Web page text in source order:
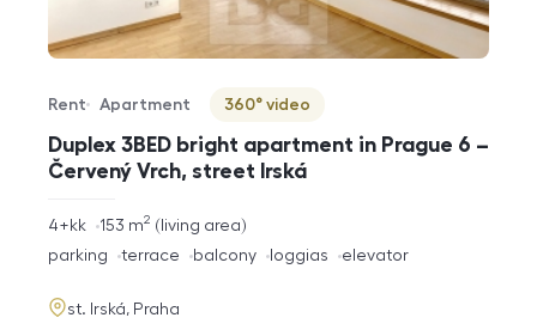
Duplex 3BED bright apartment in Prague 6 –
Červený Vrch, street Irská
Offer type
Rent
Property type
Apartment
Virtuální prohlídka
360° video
rozměry
disposition
4+kk living area
153 m2
funkce
parking terrace balcony loggias elevator
adresa
st. Irská, Praha